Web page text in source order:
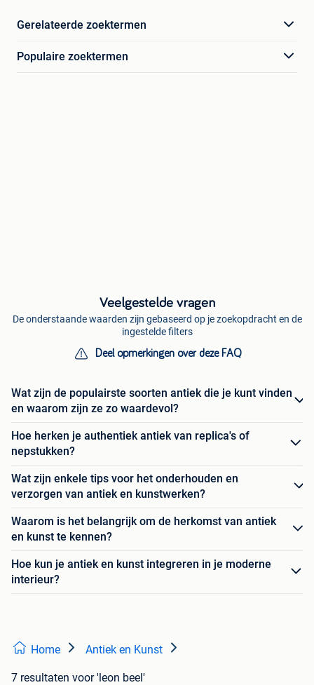
Gerelateerde zoektermen
Populaire zoektermen
Veelgestelde vragen
De onderstaande waarden zijn gebaseerd op je zoekopdracht en de
ingestelde filters
Deel opmerkingen over deze FAQ
Wat zijn de populairste soorten antiek die je kunt vinden
en waarom zijn ze zo waardevol?
Hoe herken je authentiek antiek van replica's of
nepstukken?
Wat zijn enkele tips voor het onderhouden en
verzorgen van antiek en kunstwerken?
Waarom is het belangrijk om de herkomst van antiek
en kunst te kennen?
Hoe kun je antiek en kunst integreren in je moderne
interieur?
Home Antiek en Kunst
7 resultaten voor 'leon beel'